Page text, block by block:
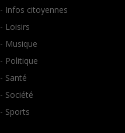
- Infos citoyennes
- Loisirs
- Musique
- Politique
- Santé
- Société
- Sports